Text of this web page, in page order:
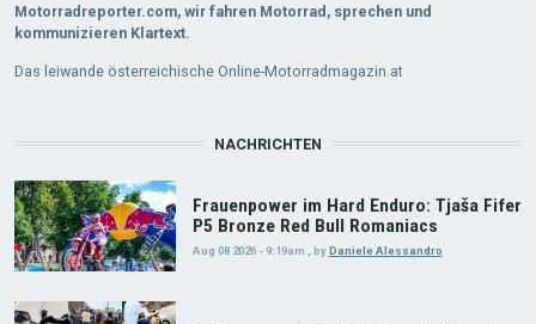
Motorradreporter.com, wir fahren Motorrad, sprechen und
kommunizieren Klartext.
Das leiwande österreichische Online-Motorradmagazin.at
NACHRICHTEN
Frauenpower im Hard Enduro: Tjaša Fifer
P5 Bronze Red Bull Romaniacs
Aug 08 2026 - 9:19am byDaniele Alessandro